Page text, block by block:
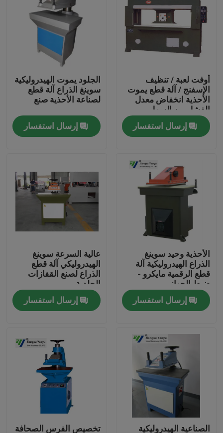
منتجات
معلومات عنا
جولة في المعمل
مراقبة الجودة
اتصل بنا
اطلب اقتباس
آلة قطع يموت الهيدروليكية
الهيدروليكية الصحافة يموت آلة قطع
الهيدروليكية سوينغ الذراع آلة القطع
أوفت لعبة / تنظيف
الإسفنج / آلة قطع يموت
الأحذية انخفاض معدل
الفشل من السهل
تشغيلها
إرسال استفسار
الجلود يموت الهيدروليكية
سوينغ الذراع آلة قطع
لصناعة الأحذية صنع
إرسال استفسار
الأحذية وحيد سوينغ
الذراع الهيدروليكية آلة
قطع الرقمية مايكرو -
ضبط الجهاز
إرسال استفسار
عالية السرعة سوينغ
الهيدروليكي آلة قطع
الذراع لصنع القفازات
الجلدية
إرسال استفسار
الصناعية الهيدروليكية تخصيص الفرس الصحافة